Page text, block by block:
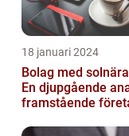
18 januari 2024
Bolag med
En djupgående
framstående